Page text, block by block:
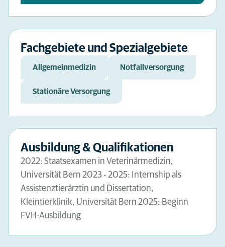
Fachgebiete und Spezialgebiete
Allgemeinmedizin Notfallversorgung
Stationäre Versorgung
Ausbildung & Qualifikationen
2022: Staatsexamen in Veterinärmedizin,
Universität Bern 2023 - 2025: Internship als
Assistenztierärztin und Dissertation,
Kleintierklinik, Universität Bern 2025: Beginn
FVH-Ausbildung